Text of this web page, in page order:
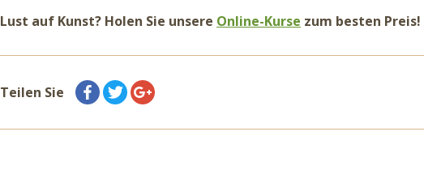
Lust auf Kunst? Holen Sie unsere Online-Kurse zum besten Preis!
Teilen Sie